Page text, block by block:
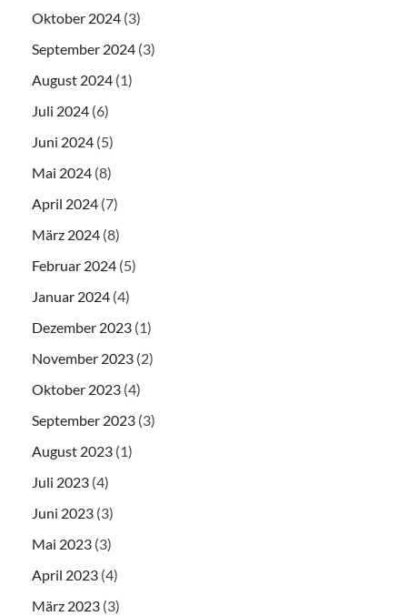
Oktober 2024 (3)
September 2024 (3)
August 2024 (1)
Juli 2024 (6)
Juni 2024 (5)
Mai 2024 (8)
April 2024 (7)
März 2024 (8)
Februar 2024 (5)
Januar 2024 (4)
Dezember 2023 (1)
November 2023 (2)
Oktober 2023 (4)
September 2023 (3)
August 2023 (1)
Juli 2023 (4)
Juni 2023 (3)
Mai 2023 (3)
April 2023 (4)
März 2023 (3)